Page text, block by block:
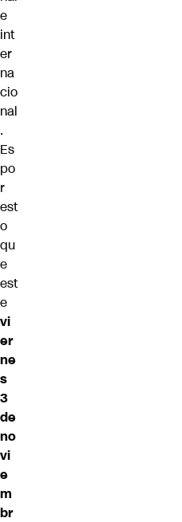
e
int
er
na
cio
nal
.
Es
po
r
est
o
qu
e
est
e
vi
er
ne
s
3
de
no
vi
e
m
br